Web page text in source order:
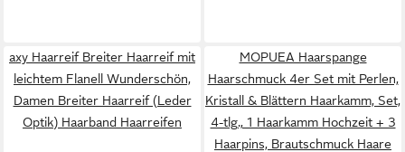
axy Haarreif Breiter Haarreif mit
leichtem Flanell Wunderschön,
Damen Breiter Haarreif (Leder
Optik) Haarband Haarreifen
MOPUEA Haarspange
Haarschmuck 4er Set mit Perlen,
Kristall & Blättern Haarkamm, Set,
4-tlg., 1 Haarkamm Hochzeit + 3
Haarpins, Brautschmuck Haare